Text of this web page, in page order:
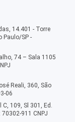
14.401 - Torre
Paulo/SP -
74 – Sala 1105
Reali, 360, São
06
109, Sl 301, Ed.
911 CNPJ